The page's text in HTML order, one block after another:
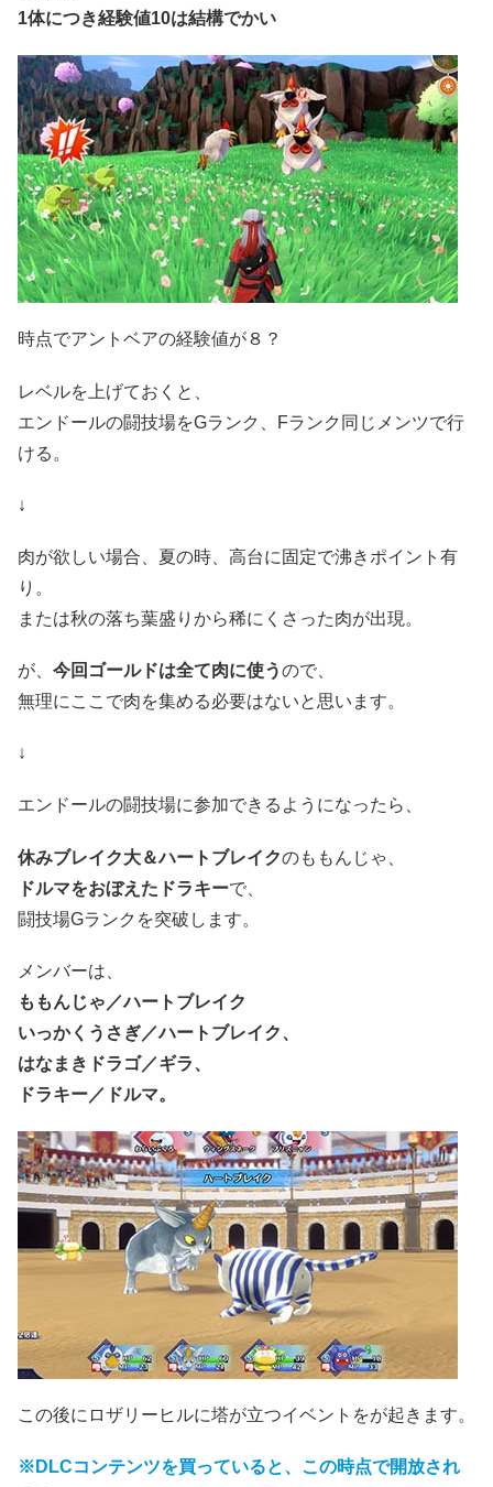
1体につき経験値10は結構でかい
時点でアントベアの経験値が８？
レベルを上げておくと、
エンドールの闘技場をGランク、Fランク同じメンツで行
ける。
↓
肉が欲しい場合、夏の時、高台に固定で沸きポイント有
り。
または秋の落ち葉盛りから稀にくさった肉が出現。
が、 今回ゴールドは全て肉に使うので、
無理にここで肉を集める必要はないと思います。
↓
エンドールの闘技場に参加できるようになったら、
休みブレイク大＆ハートブレイクのももんじゃ、
ドルマをおぼえたドラキーで、
闘技場Gランクを突破します。
メンバーは、
ももんじゃ／ハートブレイク
いっかくうさぎ／ハートブレイク、
はなまきドラゴ／ギラ、
ドラキー／ドルマ。
この後にロザリーヒルに塔が立つイベントをが起きます。
※DLCコンテンツを買っていると、この時点で開放され